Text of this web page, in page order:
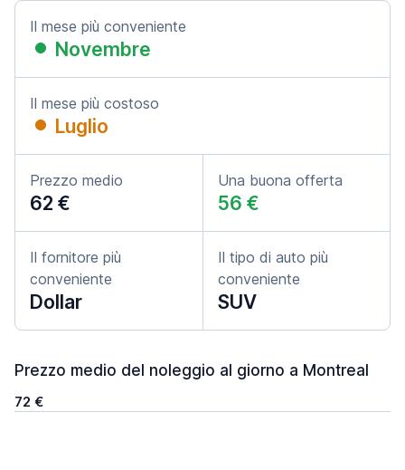
Il mese più conveniente
Novembre
Il mese più costoso
Luglio
Prezzo medio
62 €
Una buona offerta
56 €
Il fornitore più
conveniente
Dollar
Il tipo di auto più
conveniente
SUV
Prezzo medio del noleggio al giorno a Montreal
72 €